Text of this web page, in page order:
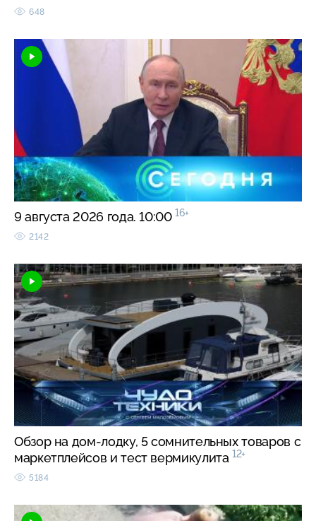
648
9 августа 2026 года. 10:00 16+
2142
Обзор на дом-лодку, 5 сомнительных товаров с
маркетплейсов и тест вермикулита 12+
5184